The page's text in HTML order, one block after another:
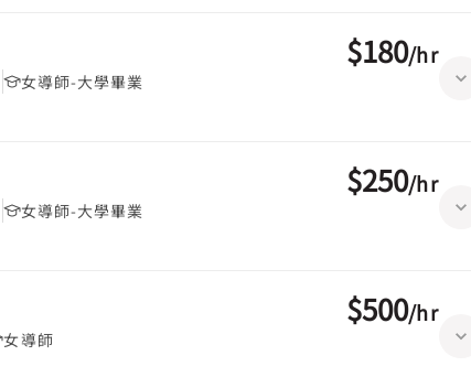
女導師-大學畢業
$180/hr
女導師-大學畢業
$250/hr
女導師
$500/hr